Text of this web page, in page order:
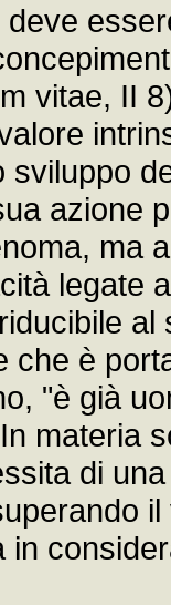
vitae, II
sviluppo
azione
ma
legate
che è
"è già
materia
di